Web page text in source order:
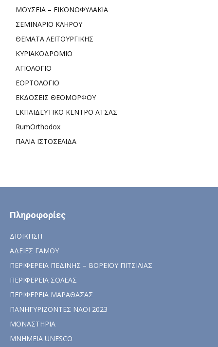
ΜΟΥΣΕΙΑ – ΕΙΚΟΝΟΦΥΛΑΚΙΑ
ΣΕΜΙΝΑΡΙΟ ΚΛΗΡΟΥ
ΘΕΜΑΤΑ ΛΕΙΤΟΥΡΓΙΚΗΣ
ΚΥΡΙΑΚΟΔΡΟΜΙΟ
ΑΓΙΟΛΟΓΙΟ
ΕΟΡΤΟΛΟΓΙΟ
ΕΚΔΟΣΕΙΣ ΘΕΟΜΟΡΦΟΥ
ΕΚΠΑΙΔΕΥΤΙΚΟ ΚΕΝΤΡΟ ΑΤΣΑΣ
RumOrthodox
ΠΑΛΙΑ ΙΣΤΟΣΕΛΙΔΑ
Πληροφορίες
ΔΙΟΙΚΗΣΗ
ΑΔΕΙΕΣ ΓΑΜΟΥ
ΠΕΡΙΦΕΡΕΙΑ ΠΕΔΙΝΗΣ – ΒΟΡΕΙΟΥ ΠΙΤΣΙΛΙΑΣ
ΠΕΡΙΦΕΡΕΙΑ ΣΟΛΕΑΣ
ΠΕΡΙΦΕΡΕΙΑ ΜΑΡΑΘΑΣΑΣ
ΠΑΝΗΓΥΡΙΖΟΝΤΕΣ ΝΑΟΙ 2023
ΜΟΝΑΣΤΗΡΙΑ
ΜΝΗΜΕΙΑ UNESCO